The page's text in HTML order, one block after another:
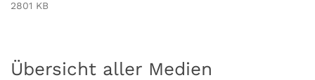
2801 KB
Übersicht aller Medien